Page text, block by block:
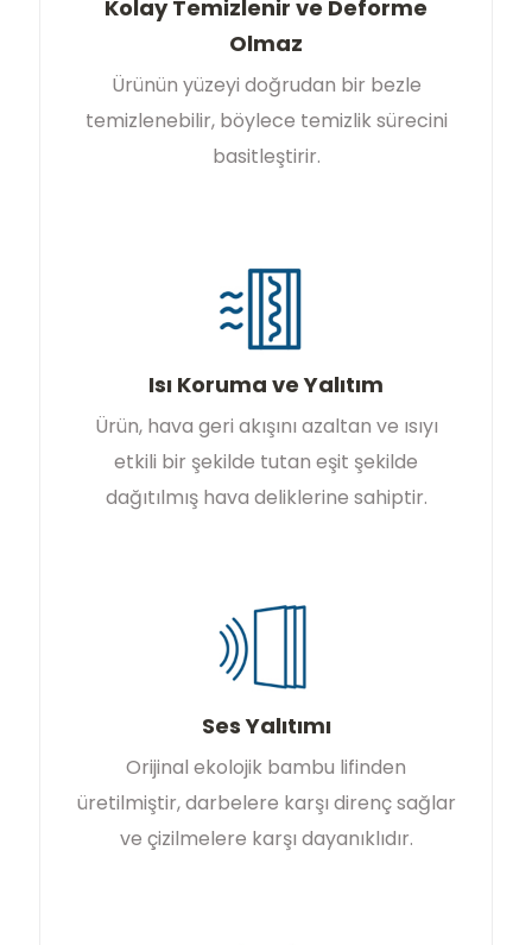
Kolay Temizlenir ve Deforme
Olmaz
Ürünün yüzeyi doğrudan bir bezle
temizlenebilir, böylece temizlik sürecini
basitleştirir.
Isı Koruma ve Yalıtım
Ürün, hava geri akışını azaltan ve ısıyı
etkili bir şekilde tutan eşit şekilde
dağıtılmış hava deliklerine sahiptir.
Ses Yalıtımı
Orijinal ekolojik bambu lifinden
üretilmiştir, darbelere karşı direnç sağlar
ve çizilmelere karşı dayanıklıdır.